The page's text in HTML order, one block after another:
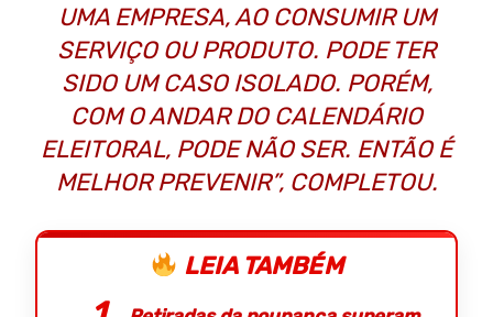
UMA EMPRESA, AO CONSUMIR UM
SERVIÇO OU PRODUTO. PODE TER
SIDO UM CASO ISOLADO. PORÉM,
COM O ANDAR DO CALENDÁRIO
ELEITORAL, PODE NÃO SER. ENTÃO É
MELHOR PREVENIR”, COMPLETOU.
LEIA TAMBÉM